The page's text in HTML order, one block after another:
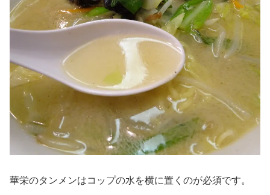
華栄のタンメンはコップの水を横に置くのが必須です。